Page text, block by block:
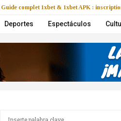
Guide complet 1xbet & 1xbet APK :
Deportes Espectáculos